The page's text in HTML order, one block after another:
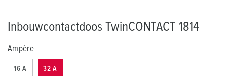
Inbouwcontactdoos TwinCONTACT 1814
Ampère
16 A 32 A